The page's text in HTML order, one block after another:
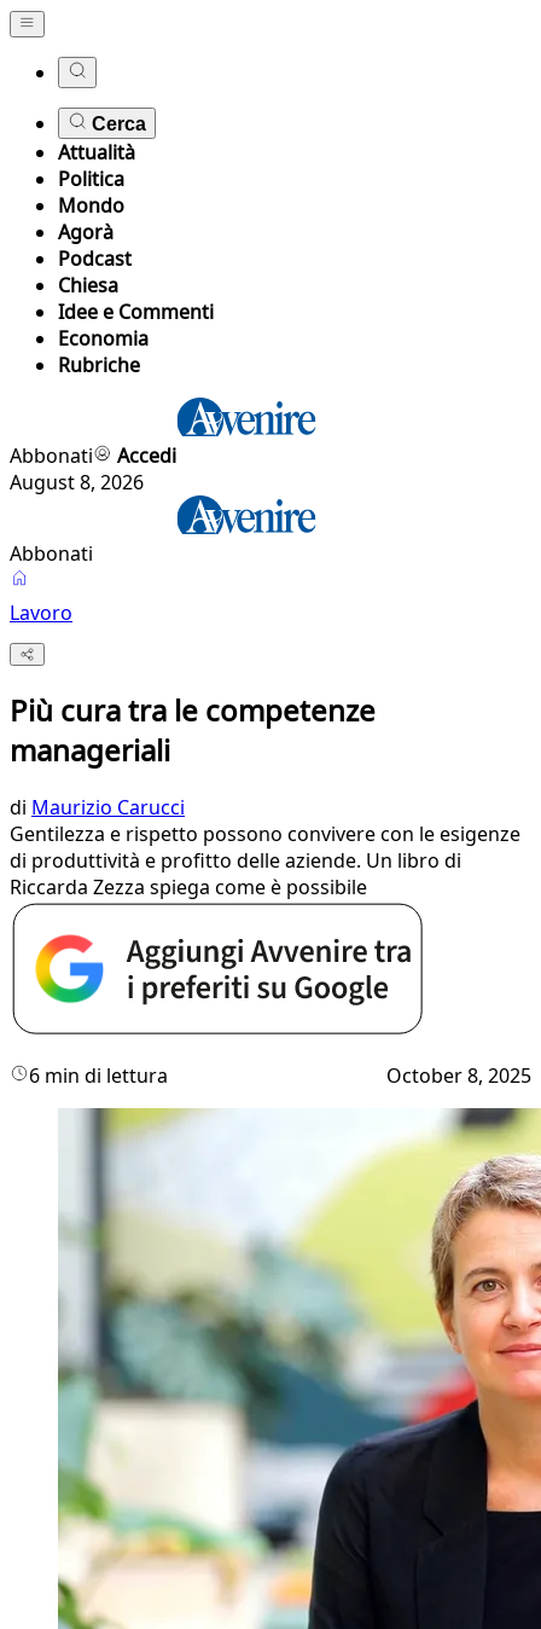
Cerca
Attualità
Politica
Mondo
Agorà
Podcast
Chiesa
Idee e Commenti
Economia
Rubriche
Abbonati
Accedi
August 8, 2026
Abbonati
Lavoro
Più cura tra le competenze
manageriali
di Maurizio Carucci
Gentilezza e rispetto possono convivere con le esigenze
di produttività e profitto delle aziende. Un libro di
Riccarda Zezza spiega come è possibile
6 min di lettura October 8, 2025